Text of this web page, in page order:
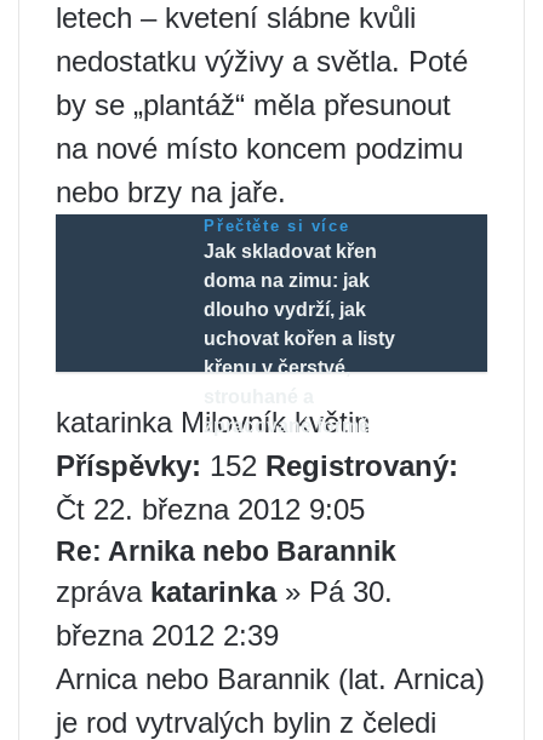
letech – kvetení slábne kvůli
nedostatku výživy a světla. Poté
by se „plantáž“ měla přesunout
na nové místo koncem podzimu
nebo brzy na jaře.
Přečtěte si více
Jak skladovat křen
doma na zimu: jak
dlouho vydrží, jak
uchovat kořen a listy
křenu v čerstvé,
zpracované formě
katarinka Milovník květin
Příspěvky: 152 Registrovaný:
Čt 22. března 2012 9:05
Re: Arnika nebo Barannik
zpráva katarinka» Pá 30.
března 2012 2:39
Arnica nebo Barannik (lat. Arnica)
je rod vytrvalých bylin z čeledi